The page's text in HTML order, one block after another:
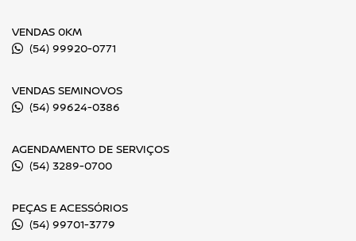
VENDAS 0KM
(54) 99920-0771
VENDAS SEMINOVOS
(54) 99624-0386
AGENDAMENTO DE SERVIÇOS
(54) 3289-0700
PEÇAS E ACESSÓRIOS
(54) 99701-3779